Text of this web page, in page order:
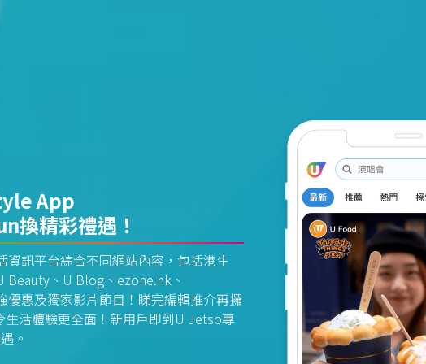
App
換精彩禮遇！
資訊平台綜合不同網站內容，包括港生
Beauty、U Blog、ezone.hk、
優惠及獨家影片節目！睇完編輯推介再攞
生活體驗更全面！新用戶即到U Jetso專
。